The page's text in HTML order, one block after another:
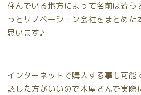
住んでいる地方によって名前は違う
っとリノベーション会社をまとめた
思います♪
インターネットで購入する事も可能
認した方がいいので本屋さんで実際